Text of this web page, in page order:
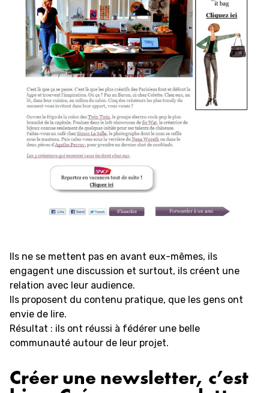
Ils ne se mettent pas en avant eux-mêmes, ils
engagent une discussion et surtout, ils créent une
relation avec leur audience.
Ils proposent du contenu pratique, que les gens ont
envie de lire.
Résultat : ils ont réussi à fédérer une belle
communauté autour de leur projet.
Créer une newsletter, c’est